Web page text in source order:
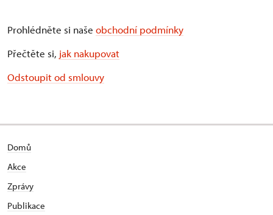
Prohlédněte si naše obchodní podmínky
Přečtěte si, jak nakupovat
Odstoupit od smlouvy
Domů
Akce
Zprávy
Publikace